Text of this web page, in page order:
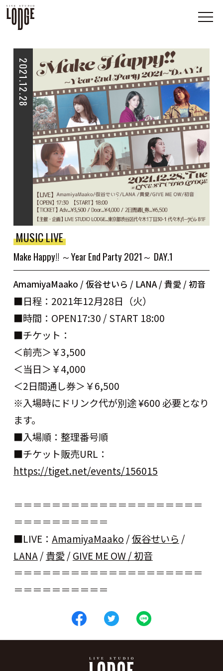
2021.12.28
MUSIC LIVE
Make Happy!! ～Year End Party 2021～ DAY.1
AmamiyaMaako / 仮谷せいら / LANA / 貴愛 / 初音
■日程：2021年12月28日（火）
■時間：OPEN17:30 / START 18:00
■チケット：
＜前売＞￥3,500
＜当日＞￥4,000
＜2日間通し券＞￥6,500
※入場時にドリンク代が別途 ¥600 必要となり
ます。
■入場順：整理番号順
■チケット販売URL：
https://tiget.net/events/156015
＝＝＝＝＝＝＝＝＝＝＝＝＝＝＝＝＝＝＝＝
＝＝＝＝＝＝＝＝＝＝
■LIVE： AmamiyaMaako /仮谷せいら /
LANA / 貴愛 / GIVE ME OW / 初音
＝＝＝＝＝＝＝＝＝＝＝＝＝＝＝＝＝＝＝＝
＝＝＝＝＝＝＝＝＝＝